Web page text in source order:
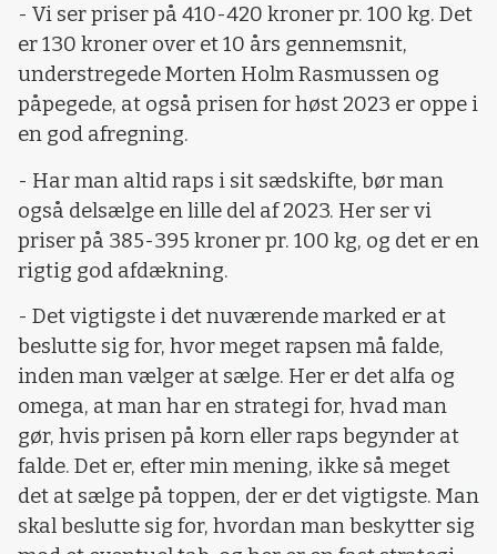
- Vi ser priser på 410-420 kroner pr. 100 kg. Det
er 130 kroner over et 10 års gennemsnit,
understregede Morten Holm Rasmussen og
påpegede, at også prisen for høst 2023 er oppe i
en god afregning.
- Har man altid raps i sit sædskifte, bør man
også delsælge en lille del af 2023. Her ser vi
priser på 385-395 kroner pr. 100 kg, og det er en
rigtig god afdækning.
- Det vigtigste i det nuværende marked er at
beslutte sig for, hvor meget rapsen må falde,
inden man vælger at sælge. Her er det alfa og
omega, at man har en strategi for, hvad man
gør, hvis prisen på korn eller raps begynder at
falde. Det er, efter min mening, ikke så meget
det at sælge på toppen, der er det vigtigste. Man
skal beslutte sig for, hvordan man beskytter sig